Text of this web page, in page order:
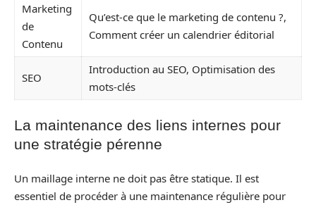
Marketing
de
Contenu
Qu’est-ce que le marketing de contenu ?,
Comment créer un calendrier éditorial
SEO
Introduction au SEO, Optimisation des
mots-clés
La maintenance des liens internes pour
une stratégie pérenne
Un maillage interne ne doit pas être statique. Il est
essentiel de procéder à une maintenance régulière pour